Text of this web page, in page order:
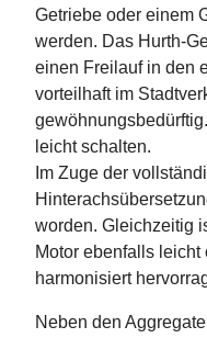
Getriebe oder einem
werden. Das Hurth-
einen Freilauf in den
vorteilhaft im
leicht schalten.
Im Zuge der
worden. Gleichzeitig
Motor ebenfalls
harmonisiert
Neben den